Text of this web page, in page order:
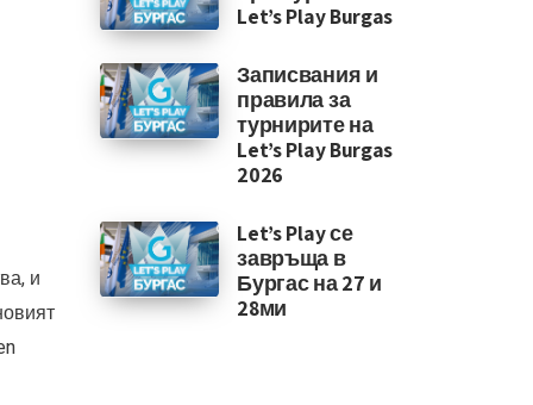
и
Let’s Play Burgas
Записвания и
правила за
турнирите на
Let’s Play Burgas
2026
Let’s Play се
завръща в
Бургас на 27 и
28ми